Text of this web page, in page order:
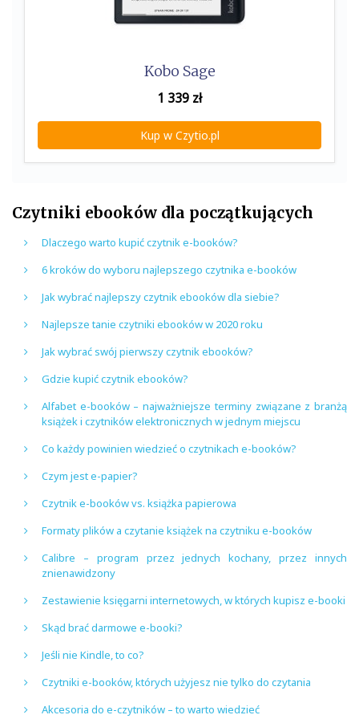
Kobo Sage
1 339 zł
Kup w Czytio.pl
Czytniki ebooków dla początkujących
Dlaczego warto kupić czytnik e-booków?
6 kroków do wyboru najlepszego czytnika e-booków
Jak wybrać najlepszy czytnik ebooków dla siebie?
Najlepsze tanie czytniki ebooków w 2020 roku
Jak wybrać swój pierwszy czytnik ebooków?
Gdzie kupić czytnik ebooków?
Alfabet e-booków – najważniejsze terminy związane z branżą
książek i czytników elektronicznych w jednym miejscu
Co każdy powinien wiedzieć o czytnikach e-booków?
Czym jest e-papier?
Czytnik e-booków vs. książka papierowa
Formaty plików a czytanie książek na czytniku e-booków
Calibre – program przez jednych kochany, przez innych
znienawidzony
Zestawienie księgarni internetowych, w których kupisz e-booki
Skąd brać darmowe e-booki?
Jeśli nie Kindle, to co?
Czytniki e-booków, których użyjesz nie tylko do czytania
Akcesoria do e-czytników – to warto wiedzieć